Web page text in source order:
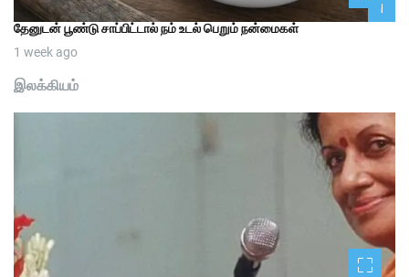
1
தேனுடன் பூண்டு சாப்பிட்டால் நம் உடல் பெறும் நன்மைகள்
1 week ago
இலக்கியம்